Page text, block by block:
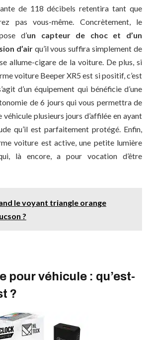
de 118 décibels retentira tant que
pas vous-même. Concrètement, le
d’un capteur de choc et d’un
d’airqu’il vous suffira simplement de
allume-cigare de la voiture. De plus, si
voiture Beeper XR5 est si positif, c’est
d’un équipement qui bénéficie d’une
de 6 jours qui vous permettra de
plusieurs jours d’affilée en ayant
qu’il est parfaitement protégé. Enfin,
voiture est active, une petite lumière
là encore, a pour vocation d’être
le voyant triangle orange
?
pour véhicule : qu’est-
?